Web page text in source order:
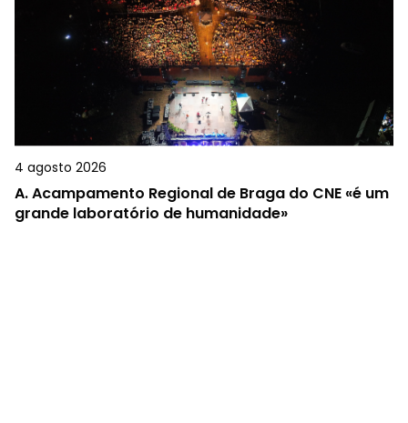
4 agosto 2026
A.Acampamento Regional de Braga do CNE «é um
grande laboratório de humanidade»